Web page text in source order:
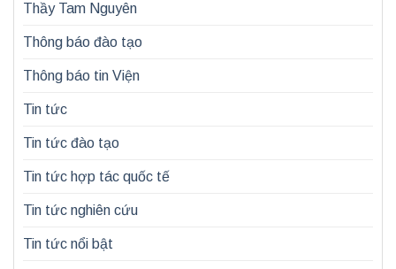
Thầy Tam Nguyên
Thông báo đào tạo
Thông báo tin Viện
Tin tức
Tin tức đào tạo
Tin tức hợp tác quốc tế
Tin tức nghiên cứu
Tin tức nổi bật